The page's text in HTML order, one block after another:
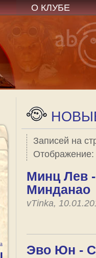
О КЛУБЕ
Записей на
Отображение:
Минц Лев
Минданао
vTinka,
Эво Юн -